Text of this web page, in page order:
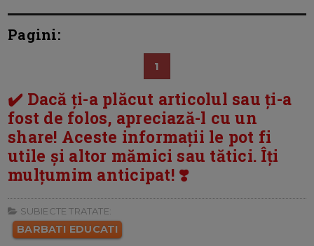
Pagini:
1
✔️ Dacă ți-a plăcut articolul sau ți-a
fost de folos, apreciază-l cu un
share! Aceste informații le pot fi
utile și altor mămici sau tătici. Îți
mulțumim anticipat! ❣️
SUBIECTE TRATATE:
BARBATI EDUCATI